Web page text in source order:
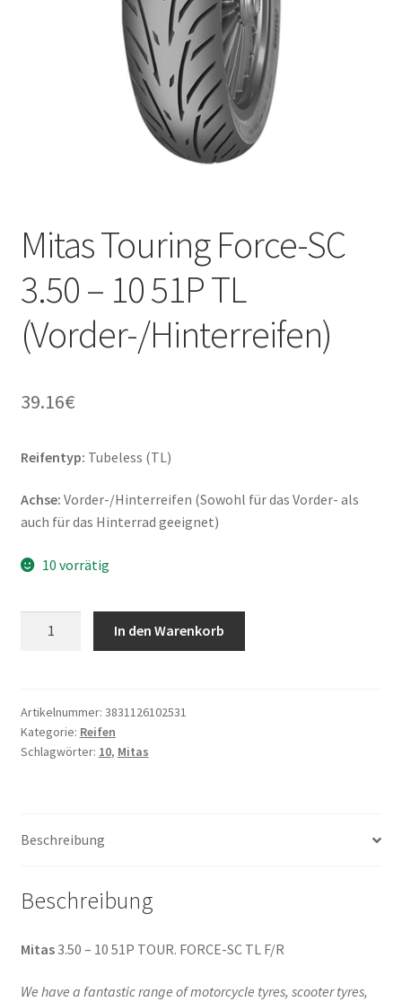
Mitas Touring Force-SC
3.50 – 10 51P TL
(Vorder-/Hinterreifen)
39.16€
Reifentyp: Tubeless (TL)
Achse: Vorder-/Hinterreifen (Sowohl für das Vorder- als
auch für das Hinterrad geeignet)
10 vorrätig
3.50
-
10
Menge
In den Warenkorb
Artikelnummer: 3831126102531
Kategorie: Reifen
Schlagwörter: 10, Mitas
Beschreibung
Beschreibung
Mitas3.50 – 10 51P TOUR. FORCE-SC TL F/R
We have a fantastic range of motorcycle tyres, scooter tyres,